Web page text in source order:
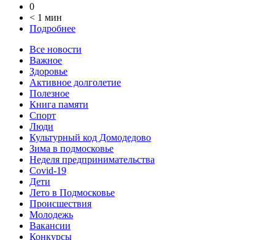
0
< 1 мин
Подробнее
Все новости
Важное
Здоровье
Активное долголетие
Полезное
Книга памяти
Спорт
Люди
Культурный код Домодедово
Зима в подмосковье
Неделя предпринимательства
Covid-19
Дети
Лето в Подмосковье
Происшествия
Молодежь
Вакансии
Конкурсы